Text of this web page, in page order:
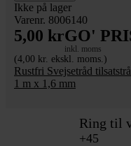
Ikke på lager
Varenr. 8006140
5,00 krGO'
inkl. moms
(4,00 kr. ekskl. moms.)
Rustfri Svejsetråd
1 m x 1,6 mm
Ring til
+45